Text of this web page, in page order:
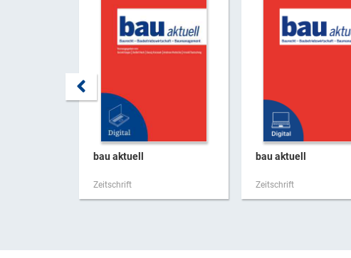
bau aktuell
Zeitschrift
bau aktuell
Zeitschrift